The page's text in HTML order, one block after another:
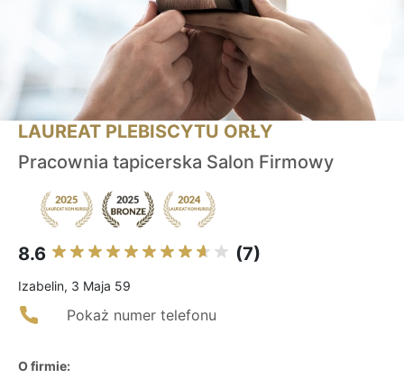
LAUREAT PLEBISCYTU ORŁY
Pracownia tapicerska Salon Firmowy
8.6 (7)
Izabelin, 3 Maja 59
Pokaż numer telefonu
O firmie: